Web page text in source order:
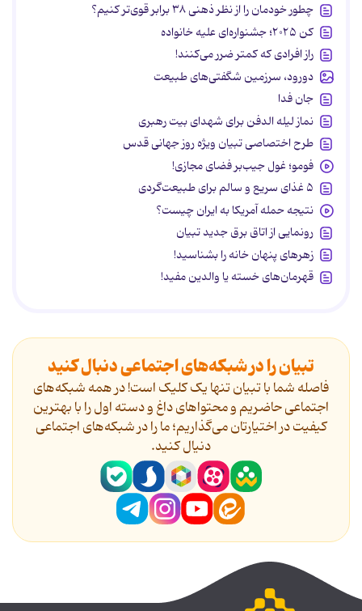
چطور خودمان را از نظر ذهنی ۳۸ برابر قوی‌تر کنیم؟
کن ۲۰۲۵؛ جشنواره‌ای علیه خانواده
راز افرادی که کمتر ضرر می‌کنند!
دورود، سرزمین شگفتی‌های طبیعت
جان فدا
نماز لیله الدفن برای شهدای بیت رهبری
طرح اختصاصی تبیان ویژه روز جهانی قدس
فومو؛ غول جیب‌بر فضای مجازی!
۵ غذای سریع و سالم برای طبیعت‌گردی
نتیجه حمله آمریکا به ایران چیست؟
رونمایی از اتاق برق جدید تبیان
زهرهای پنهان خانه را بشناسید!
قهرمان‌های خسته یا والدین مفید!
تبیان را در شبکه‌های اجتماعی دنبال کنید
فاصله شما با تبیان تنها یک کلیک است! در همه شبکه‌های
اجتماعی حاضریم و محتواهای داغ و دسته اول را با بهترین
کیفیت در اختیارتان می‌گذاریم؛ ما را در شبکه‌های اجتماعی
دنیال کنید.